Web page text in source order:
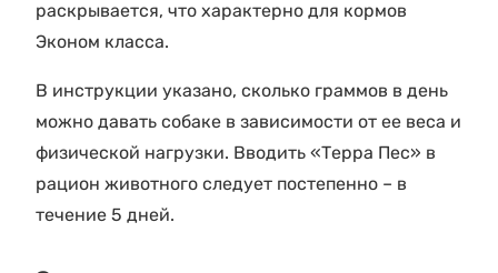
раскрывается, что характерно для кормов
Эконом класса.
В инструкции указано, сколько граммов в день
можно давать собаке в зависимости от ее веса и
физической нагрузки. Вводить «Терра Пес» в
рацион животного следует постепенно – в
течение 5 дней.